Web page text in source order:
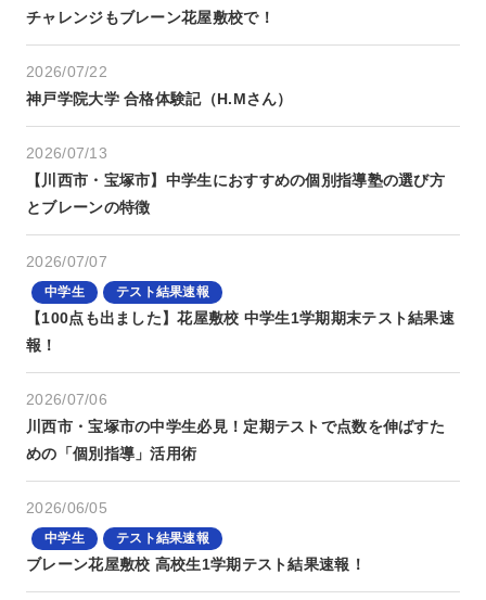
チャレンジもブレーン花屋敷校で！
2026/07/22
神戸学院大学 合格体験記（H.Mさん）
2026/07/13
【川西市・宝塚市】中学生におすすめの個別指導塾の選び方
とブレーンの特徴
2026/07/07
中学生 テスト結果速報
【100点も出ました】花屋敷校 中学生1学期期末テスト結果速
報！
2026/07/06
川西市・宝塚市の中学生必見！定期テストで点数を伸ばすた
めの「個別指導」活用術
2026/06/05
中学生 テスト結果速報
ブレーン花屋敷校 高校生1学期テスト結果速報！